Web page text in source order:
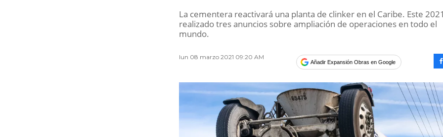
La cementera reactivará una planta de clinker en el Caribe. Este
realizado tres anuncios sobre ampliación de operaciones en todo el
mundo.
lun 08 marzo 2021 09:20 AM
Añadir Expansión Obras en Google